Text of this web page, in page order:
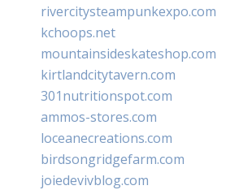
rivercitysteampunkexpo.com
kchoops.net
mountainsideskateshop.com
kirtlandcitytavern.com
301nutritionspot.com
ammos-stores.com
loceanecreations.com
birdsongridgefarm.com
joiedevivblog.com